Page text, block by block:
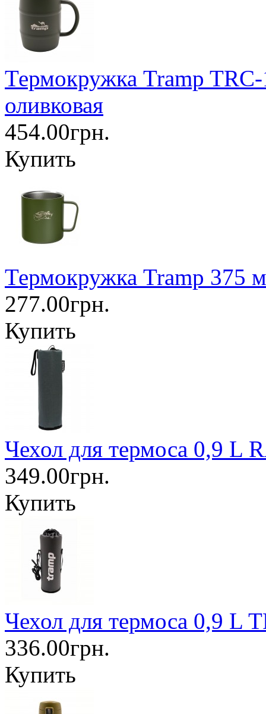
Термокружка Tramp
оливковая
454.00грн.
Купить
Термокружка Tramp 375
277.00грн.
Купить
Чехол для термоса 0,9 L
349.00грн.
Купить
Чехол для термоса 0,9 L
336.00грн.
Купить